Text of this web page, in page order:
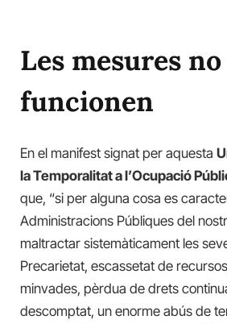
Les mesures no
funcionen
En el manifest signat per aquesta
la Temporalitat a l’Ocupació
que, “si per alguna cosa es
Administracions Públiques del
maltractar sistemàticament les
Precarietat, escassetat de
minvades, pèrdua de drets
descomptat, un enorme abús de